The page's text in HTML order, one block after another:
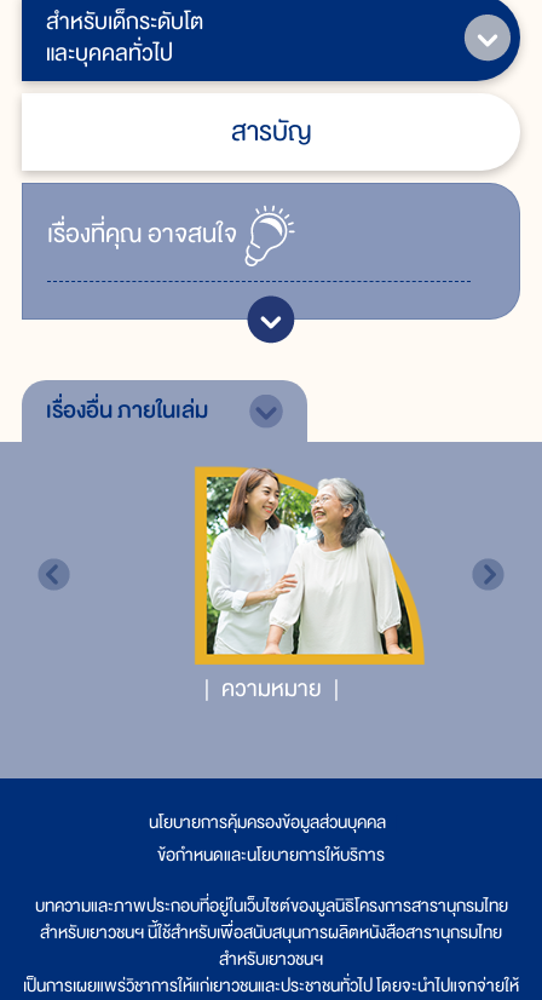
สำหรับเด็กระดับโต
และบุคคลทั่วไป
สารบัญ
เรื่ิองที่คุณอาจสนใจ
เรื่องอื่นภายในเล่ม
ความหมาย
นโยบายการคุ้มครองข้อมูลส่วนบุคคล
ข้อกำหนดและนโยบายการให้บริการ
บทความและภาพประกอบที่อยู่ในเว็บไซต์ของมูลนิธิโครงการสารานุกรมไทย
สำหรับเยาวชนฯ นี้ใช้สำหรับเพื่อสนับสนุนการผลิตหนังสือสารานุกรมไทย
สำหรับเยาวชนฯ
เป็นการเผยแพร่วิชาการให้แก่เยาวชนและประชาชนทั่วไป โดยจะนำไปแจกจ่ายให้